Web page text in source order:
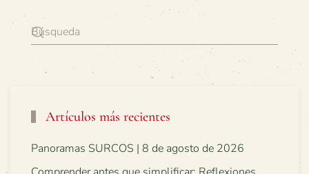
Artículos más recientes
Panoramas SURCOS | 8 de agosto de 2026